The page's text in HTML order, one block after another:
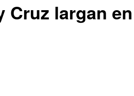
Cruz largan en